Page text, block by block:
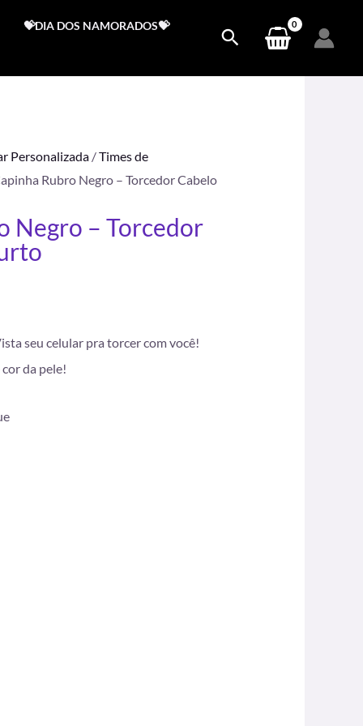
💝DIA DOS NAMORADOS💝
Personalizada /Times de
Rubro Negro – Torcedor Cabelo
Negro – Torcedor
seu celular pra torcer com você!
da pele!